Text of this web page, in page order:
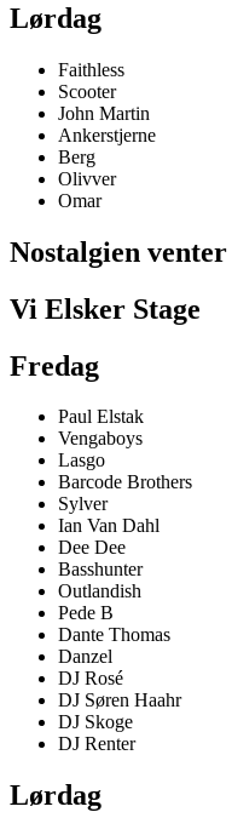
Lørdag
Faithless
Scooter
John Martin
Ankerstjerne
Berg
Olivver
Omar
Nostalgien venter
Vi Elsker Stage
Fredag
Paul Elstak
Vengaboys
Lasgo
Barcode Brothers
Sylver
Ian Van Dahl
Dee Dee
Basshunter
Outlandish
Pede B
Dante Thomas
Danzel
DJ Rosé
DJ Søren Haahr
DJ Skoge
DJ Renter
Lørdag